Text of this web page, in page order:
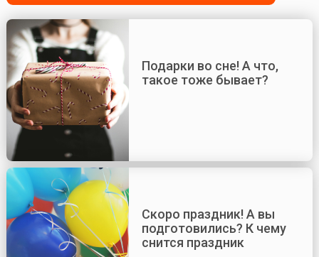
Подарки во сне! А что,
такое тоже бывает?
Скоро праздник! А вы
подготовились? К чему
снится праздник